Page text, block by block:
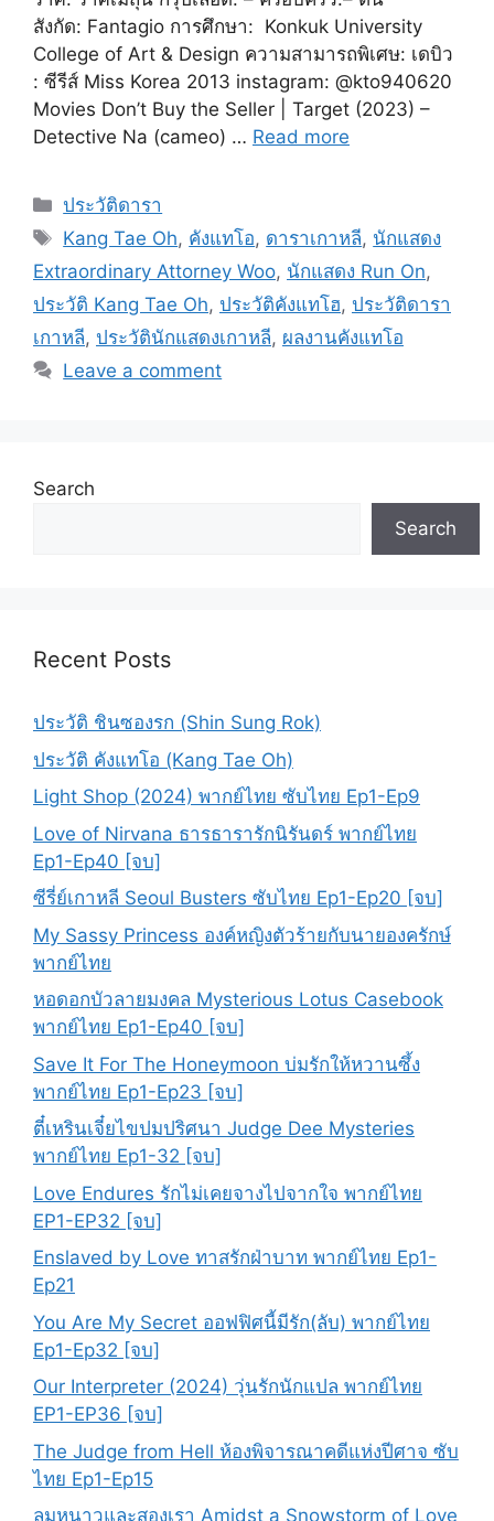
สังกัด: Fantagio การศึกษา: Konkuk University
College of Art & Design ความสามารถพิเศษ: เดบิว
: ซีรีส์ Miss Korea 2013 instagram: @kto940620
Movies Don’t Buy the Seller | Target (2023) –
Detective Na (cameo) … Read more
Categories
ประวัติดารา
Tags
Kang Tae Oh, คังแทโอ, ดาราเกาหลี, นักแสดง
Extraordinary Attorney Woo, นักแสดง Run On,
ประวัติ Kang Tae Oh, ประวัติคังแทโฮ, ประวัติดารา
เกาหลี, ประวัตินักแสดงเกาหลี, ผลงานคังแทโอ
Leave a comment
Search
Search
Recent Posts
ประวัติ ชินซองรก (Shin Sung Rok)
ประวัติ คังแทโอ (Kang Tae Oh)
Light Shop (2024) พากย์ไทย ซับไทย Ep1-Ep9
Love of Nirvana ธารธารารักนิรันดร์ พากย์ไทย
Ep1-Ep40 [จบ]
ซีรี่ย์เกาหลี Seoul Busters ซับไทย Ep1-Ep20 [จบ]
My Sassy Princess องค์หญิงตัวร้ายกับนายองครักษ์
พากย์ไทย
หอดอกบัวลายมงคล Mysterious Lotus Casebook
พากย์ไทย Ep1-Ep40 [จบ]
Save It For The Honeymoon บ่มรักให้หวานซึ้ง
พากย์ไทย Ep1-Ep23 [จบ]
ตี๋เหรินเจี๋ยไขปมปริศนา Judge Dee Mysteries
พากย์ไทย Ep1-32 [จบ]
Love Endures รักไม่เคยจางไปจากใจ พากย์ไทย
EP1-EP32 [จบ]
Enslaved by Love ทาสรักฝ่าบาท พากย์ไทย Ep1-
Ep21
You Are My Secret ออฟฟิศนี้มีรัก(ลับ) พากย์ไทย
Ep1-Ep32 [จบ]
Our Interpreter (2024) วุ่นรักนักแปล พากย์ไทย
EP1-EP36 [จบ]
The Judge from Hell ห้องพิจารณาคดีแห่งปีศาจ ซับ
ไทย Ep1-Ep15
ลมหนาวและสองเรา Amidst a Snowstorm of Love